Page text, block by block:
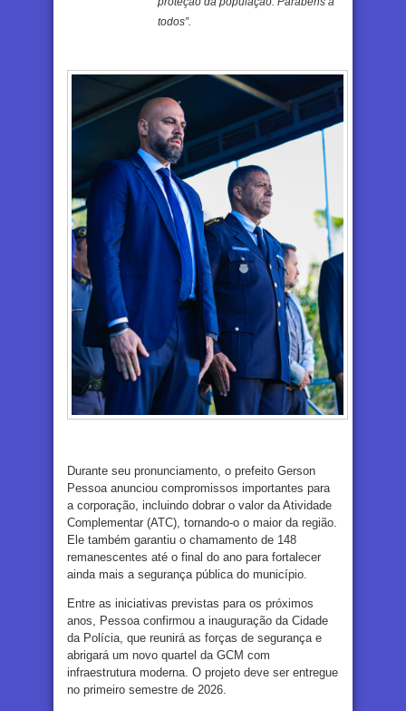
todos”.
Durante seu pronunciamento, o prefeito Gerson
Pessoa anunciou compromissos importantes para
a corporação, incluindo dobrar o valor da Atividade
Complementar (ATC), tornando-o o maior da região.
Ele também garantiu o chamamento de 148
remanescentes até o final do ano para fortalecer
ainda mais a segurança pública do município.
Entre as iniciativas previstas para os próximos
anos, Pessoa confirmou a inauguração da Cidade
da Polícia, que reunirá as forças de segurança e
abrigará um novo quartel da GCM com
infraestrutura moderna. O projeto deve ser entregue
no primeiro semestre de 2026.